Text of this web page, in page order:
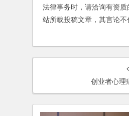
法律事务时，请洽询有资
站所载投稿文章，其言论不
创业者心理